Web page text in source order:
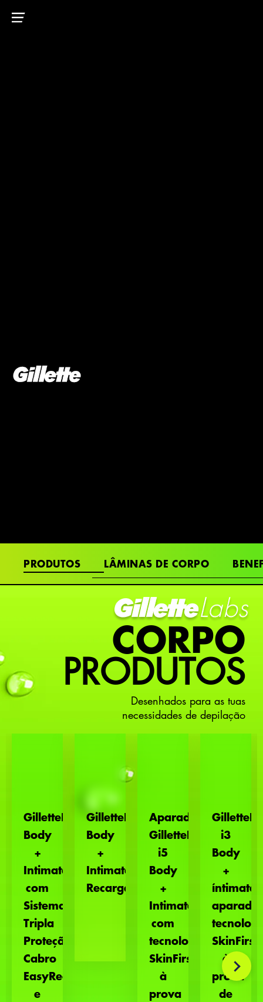
PRODUTOS LÂMINAS DE CORPO
CORPO
PRODUTOS
Desenhados para as tuas
necessidades de depilação
GilletteLabs
Body
+
Intimate
com
Sistema
Tripla
Proteção,
Cabro
EasyReach
e
GilletteLabs
Body
+
Intimate
Recargas
Aparadora
GilletteLabs
i5
Body
+
Intimate
com
tecnologia
SkinFirst,
à
prova
i3
Body
+
íntimate
SkinFirst,
à
prova
de